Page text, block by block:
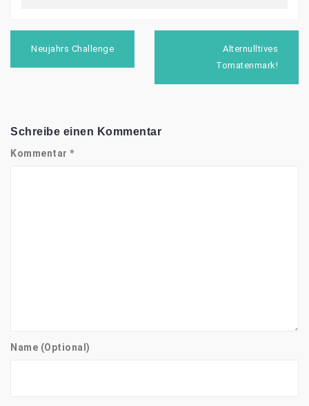
Neujahrs Challenge
Alternulltives
Tomatenmark!
Schreibe einen Kommentar
Kommentar *
Name (Optional)